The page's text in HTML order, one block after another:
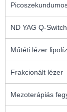
ND YAG Q-
Műtéti lézer
Frakcionált lézer
Mezoterápiás